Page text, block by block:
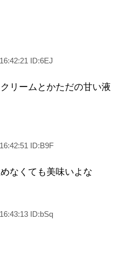
ID:6EJ
リームとかただの甘い液
ID:B9F
なくても美味いよな
ID:bSq